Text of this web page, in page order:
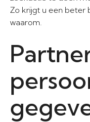
Zo krijgt u een beter
waarom.